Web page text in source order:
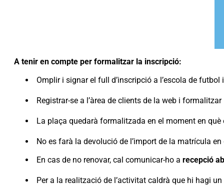
A tenir en compte per formalitzar la inscripció:
Omplir i signar el full d’inscripció a l’escola de
Registrar-se a l’àrea de clients de la web i
La plaça quedarà formalitzada en el moment en
No es farà la devolució de l’import de la matrícula
En cas de no renovar, cal comunicar-ho a recepció
Per a la realització de l’activitat caldrà que hi hagi